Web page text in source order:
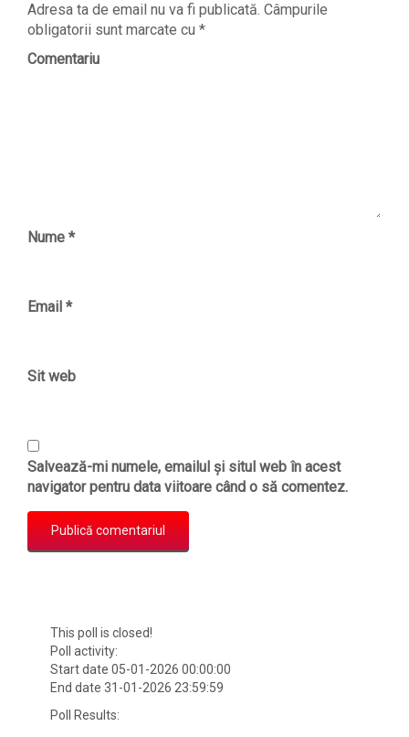
Adresa ta de email nu va fi publicată. Câmpurile
obligatorii sunt marcate cu *
Comentariu
Nume *
Email *
Sit web
Salvează-mi numele, emailul și situl web în acest
navigator pentru data viitoare când o să comentez.
This poll is closed!
Poll activity:
Start date 05-01-2026 00:00:00
End date 31-01-2026 23:59:59
Poll Results: